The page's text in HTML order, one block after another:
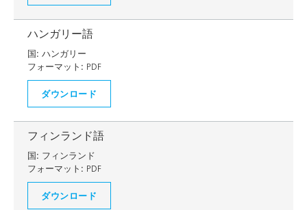
ハンガリー語
国: ハンガリー
フォーマット: PDF
ダウンロード
フィンランド語
国: フィンランド
フォーマット: PDF
ダウンロード